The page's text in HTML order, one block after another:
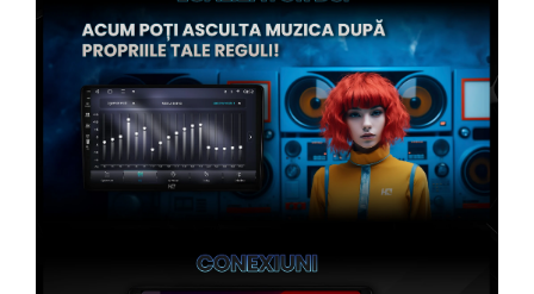
Conectică Daihatsu
Conectică Alfa Romeo
Conectică Nissan